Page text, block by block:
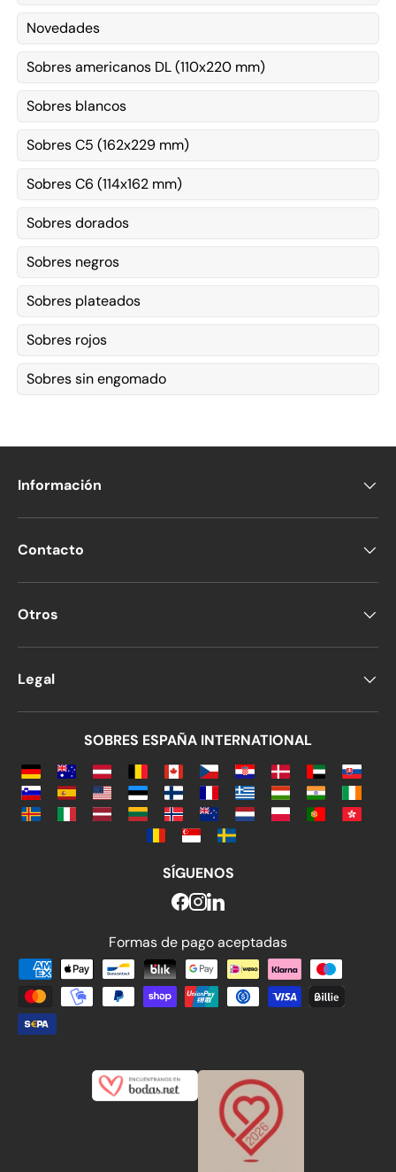
Novedades
Sobres americanos DL (110x220 mm)
Sobres blancos
Sobres C5 (162x229 mm)
Sobres C6 (114x162 mm)
Sobres dorados
Sobres negros
Sobres plateados
Sobres rojos
Sobres sin engomado
Información
Contacto
Otros
Legal
SOBRES ESPAÑA INTERNATIONAL
SÍGUENOS
Formas de pago aceptadas
Formas de pago aceptadas